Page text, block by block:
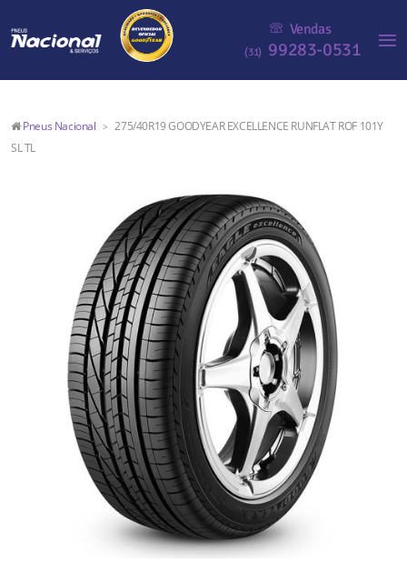
Vendas
(31) 99283-0531
Pneus Nacional >
275/40R19 GOODYEAR EXCELLENCE RUNFLAT ROF 101Y
SL TL